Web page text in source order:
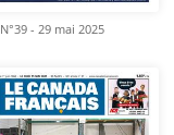
N°39 - 29 mai 2025